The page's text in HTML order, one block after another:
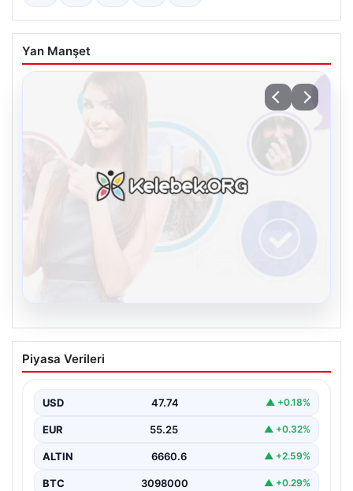
Yan Manşet
Kelebek.Org İle Sanal İletişimin Seviyeli
Adresi Ve Muhabbet Deneyimi
oluşturması kritik bir hassasiyet taşımaktadır. Halen
çeşitli…
Piyasa Verileri
USD 47.74 ▲ +0.18%
EUR 55.25 ▲ +0.32%
ALTIN 6660.6 ▲ +2.59%
BTC 3098000 ▲ +0.29%